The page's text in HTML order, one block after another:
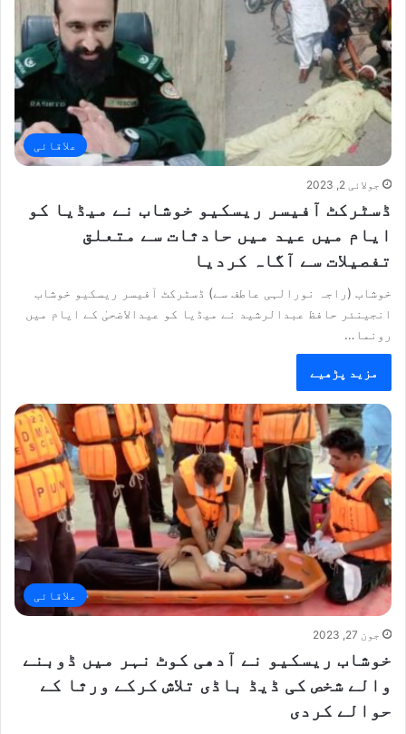
علاقائی
جولائی 2, 2023
ڈسٹرکٹ آفیسر ریسکیو خوشاب نے میڈیا کو
ایام میں عید میں حادثات سے متعلق
تفصیلات سے آگاہ کردیا
خوشاب (راجہ نورالہی عاطف سے) ڈسٹرکٹ آفیسر ریسکیو خوشاب
انجینئر حافظ عبدالرشید نے میڈیا کو عیدالاضحیٰ کے ایام میں
رونما…
مزید پڑھیے
علاقائی
جون 27, 2023
خوشاب ریسکیو نے آدھی کوٹ نہر میں ڈوبنے
والے شخص کی ڈیڈ باڈی تلاش کرکے ورثا کے
حوالے کردی